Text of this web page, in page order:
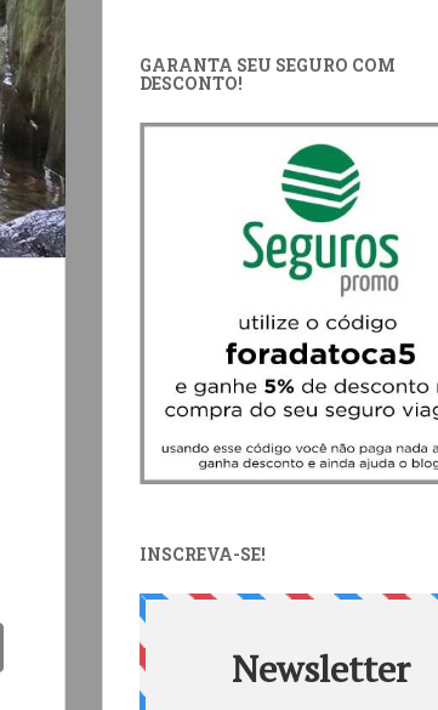
GARANTA SEU SEGURO COM
DESCONTO!
INSCREVA-SE!